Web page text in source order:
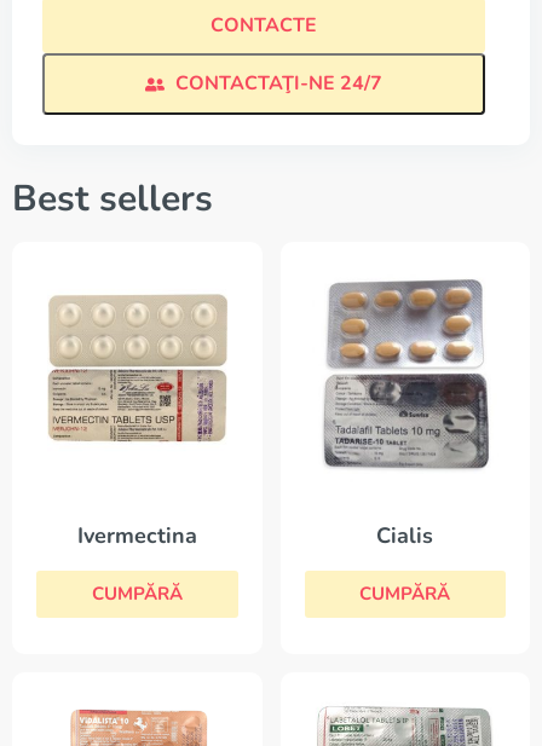
CONTACTE
CONTACTAŢI-NE 24/7
Best sellers
Ivermectina
CUMPĂRĂ
Cialis
CUMPĂRĂ